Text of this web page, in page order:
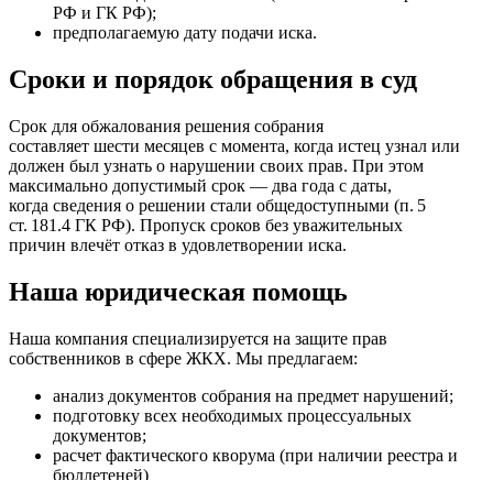
РФ и ГК РФ);
предполагаемую дату подачи иска.
Сроки и порядок обращения в суд
Срок для обжалования решения собрания
составляет шести месяцев с момента, когда истец узнал или
должен был узнать о нарушении своих прав. При этом
максимально допустимый срок — два года с даты,
когда сведения о решении стали общедоступными (п. 5
ст. 181.4 ГК РФ). Пропуск сроков без уважительных
причин влечёт отказ в удовлетворении иска.
Наша юридическая помощь
Наша компания специализируется на защите прав
собственников в сфере ЖКХ. Мы предлагаем:
анализ документов собрания на предмет нарушений;
подготовку всех необходимых процессуальных
документов;
расчет фактического кворума (при наличии реестра и
бюллетеней)